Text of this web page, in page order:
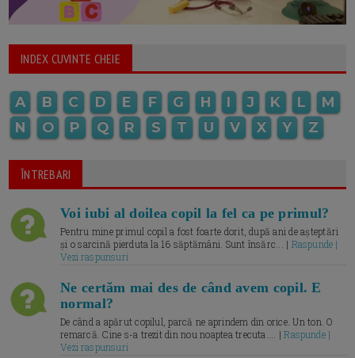
INDEX CUVINTE CHEIE
A B C D E F G H I J K L
M
N
O P Q R S T U V X Y Z
ÎNTREBARI
Voi iubi al doilea copil la fel ca pe primul?
Pentru mine primul copil a fost foarte dorit, după ani de așteptări
și o sarcină pierduta la 16 săptămâni. Sunt însărc... | Raspunde |
Vezi raspunsuri
Ne certăm mai des de când avem copil. E
normal?
De când a apărut copilul, parcă ne aprindem din orice. Un ton. O
remarcă. Cine s-a trezit din nou noaptea trecuta.... |Raspunde |
Vezi raspunsuri